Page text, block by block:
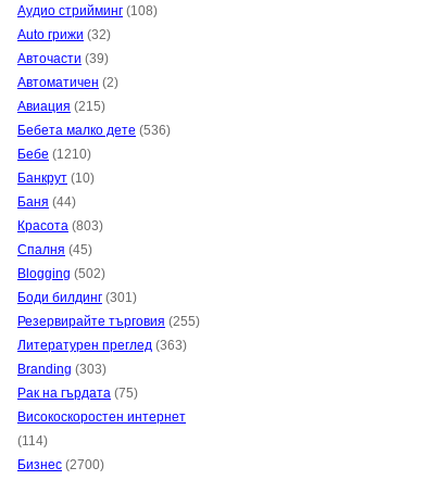
Аудио стрийминг (108)
Auto грижи (32)
Авточасти (39)
Автоматичен (2)
Авиация (215)
Бебета малко дете (536)
Бебе (1210)
Банкрут (10)
Баня (44)
Красота (803)
Спалня (45)
Blogging (502)
Боди билдинг (301)
Резервирайте търговия (255)
Литературен преглед (363)
Branding (303)
Рак на гърдата (75)
Високоскоростен интернет
(114)
Бизнес (2700)